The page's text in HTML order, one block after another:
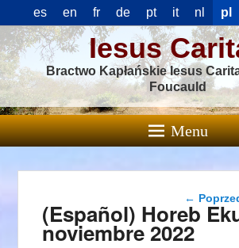
es en fr de pt it nl pl
Iesus
Bractwo Kapłańskie Iesus
Foucauld
Menu
←
(Español) Horeb
noviembre 2022